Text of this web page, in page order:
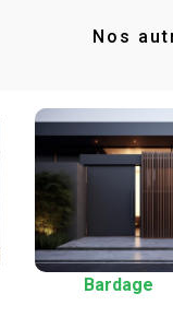
Nos
Bardage